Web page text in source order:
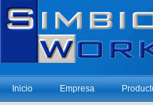
Inicio Empresa